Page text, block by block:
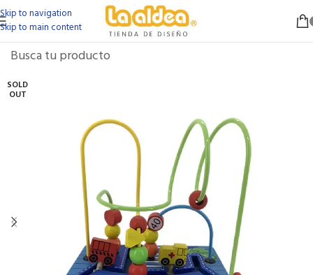
Skip to navigation
Skip to main content
SOLD
OUT